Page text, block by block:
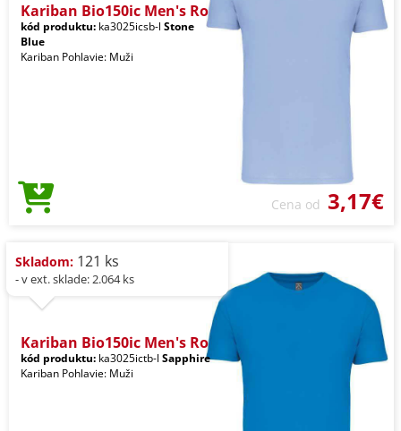
Kariban Bio150ic Men's Ro
kód produktu: ka3025icsb-l Stone
Blue
Kariban Pohlavie: Muži
Cena od 3,17€
Skladom: 121 ks
- v ext. sklade: 2.064 ks
Kariban Bio150ic Men's Ro
kód produktu: ka3025ictb-l Sapphire
Kariban Pohlavie: Muži